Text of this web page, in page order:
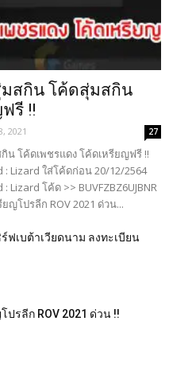
มสกิน โค้ดสุ่มสกิน
รี !!
2021 27
น โค้ดเพชรแดง โค้ดเหรียญฟรี !!
Lizard ใส่โค้ดก่อน 20/12/2564
โค้ด >> BUVFZBZ6UJBNR
โปรลีก ROV 2021 ด่วน...
ฟเบต้าเวียดนาม ลงทะเบียน
ปรลีก ROV 2021 ด่วน !!